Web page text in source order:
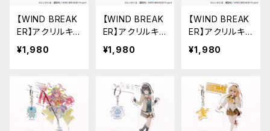
【WIND BREAK
ER】アクリルキ
ーハンガー（梶
蓮）
¥1,980
【WIND BREAK
ER】アクリルキ
ーハンガー（梅
宮 一）
¥1,980
【WIND BREAK
ER】アクリルキ
ーハンガー（柊
登馬）
¥1,980